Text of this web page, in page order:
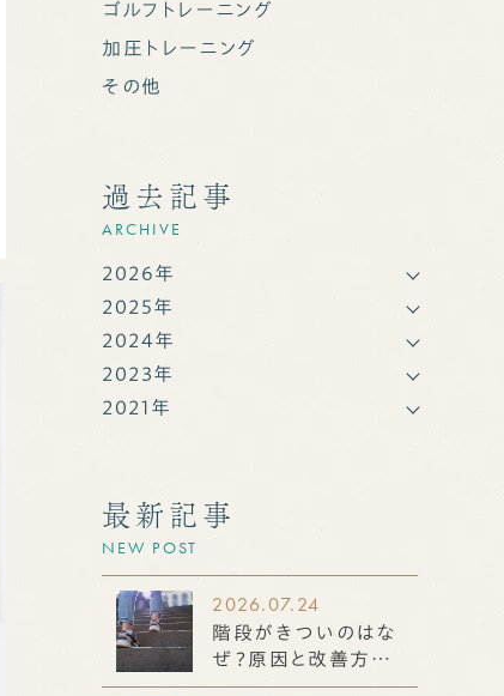
ゴルフトレーニング
加圧トレーニング
その他
過去記事
ARCHIVE
2026年
2025年
2024年
2023年
2021年
最新記事
NEW POST
2026.07.24
階段がきついのはな
ぜ？原因と改善方法
を解説。筋力低下だ